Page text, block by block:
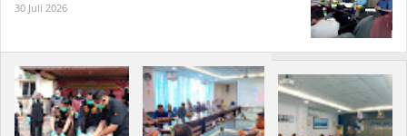
30 Juli 2026